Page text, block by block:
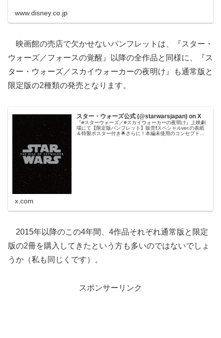
www.disney.co.jp
映画館の売店で欠かせないパンフレットは、『スター・
ウォーズ／フォースの覚醒』以降の全作品と同様に、『ス
ター・ウォーズ／スカイウォーカーの夜明け』も通常版と
限定版の2種類の発売となります。
スター・ウォーズ公式 (@starwarsjapan) on X
『#スターウォーズ／#スカイウォーカーの夜明け』上映劇
場にて【限定版パンフレット】販売❗️スペシャルver.の表紙
＆特製ポスター付き🌟さらに！本編未使用のコンセプトア
x.com
2015年以降のこの4年間、4作品それぞれ通常版と限定
版の2冊を購入してきたという方も多いのではないでしょ
うか（私も同じくです）。
スポンサーリンク